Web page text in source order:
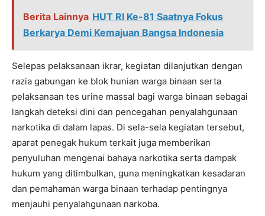
Berita Lainnya HUT RI Ke-81 Saatnya Fokus
Berkarya Demi Kemajuan Bangsa Indonesia
Selepas pelaksanaan ikrar, kegiatan dilanjutkan dengan
razia gabungan ke blok hunian warga binaan serta
pelaksanaan tes urine massal bagi warga binaan sebagai
langkah deteksi dini dan pencegahan penyalahgunaan
narkotika di dalam lapas. Di sela-sela kegiatan tersebut,
aparat penegak hukum terkait juga memberikan
penyuluhan mengenai bahaya narkotika serta dampak
hukum yang ditimbulkan, guna meningkatkan kesadaran
dan pemahaman warga binaan terhadap pentingnya
menjauhi penyalahgunaan narkoba.